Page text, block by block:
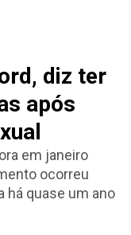
diz ter
após
em janeiro
ocorreu
há quase um ano